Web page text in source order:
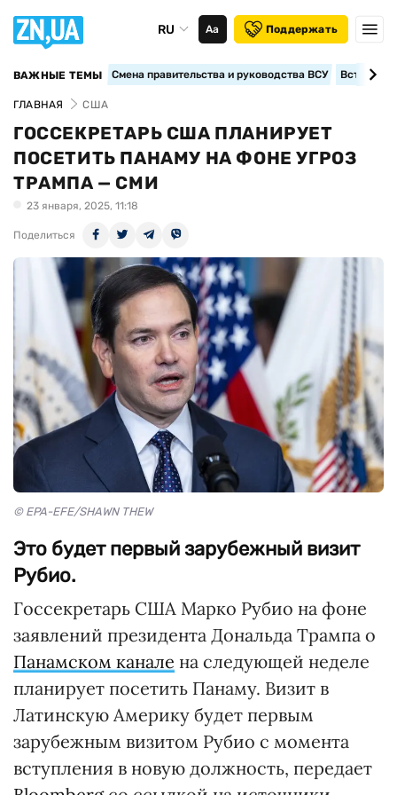
RU Аа Поддержать
ВАЖНЫЕ ТЕМЫ Смена правительства и руководства ВСУ
ГЛАВНАЯ США
ГОССЕКРЕТАРЬ США ПЛАНИРУЕТ
ПОСЕТИТЬ ПАНАМУ НА ФОНЕ УГРОЗ
ТРАМПА — СМИ
23 января, 2025, 11:18
Поделиться
© EPA-EFE/SHAWN THEW
Это будет первый зарубежный визит
Рубио.
Госсекретарь США Марко Рубио на фоне
заявлений президента Дональда Трампа о
Панамском канале на следующей неделе
планирует посетить Панаму. Визит в
Латинскую Америку будет первым
зарубежным визитом Рубио с момента
вступления в новую должность, передает